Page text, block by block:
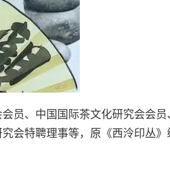
员、中国国际茶文化研究会会员
会特聘理事等，原《西泠印丛》